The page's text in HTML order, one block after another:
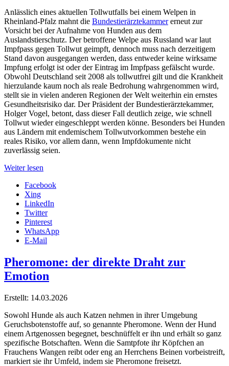
Anlässlich eines aktuellen Tollwutfalls bei einem Welpen in
Rheinland-Pfalz mahnt die Bundestierärztekammererneut zur
Vorsicht bei der Aufnahme von Hunden aus dem
Auslandstierschutz. Der betroffene Welpe aus Russland war laut
Impfpass gegen Tollwut geimpft, dennoch muss nach derzeitigem
Stand davon ausgegangen werden, dass entweder keine wirksame
Impfung erfolgt ist oder der Eintrag im Impfpass gefälscht wurde.
Obwohl Deutschland seit 2008 als tollwutfrei gilt und die Krankheit
hierzulande kaum noch als reale Bedrohung wahrgenommen wird,
stellt sie in vielen anderen Regionen der Welt weiterhin ein ernstes
Gesundheitsrisiko dar. Der Präsident der Bundestierärztekammer,
Holger Vogel, betont, dass dieser Fall deutlich zeige, wie schnell
Tollwut wieder eingeschleppt werden könne. Besonders bei Hunden
aus Ländern mit endemischem Tollwutvorkommen bestehe ein
reales Risiko, vor allem dann, wenn Impfdokumente nicht
zuverlässig seien.
Weiter lesen
Facebook
Xing
LinkedIn
Twitter
Pinterest
WhatsApp
E-Mail
Pheromone: der direkte Draht zur
Emotion
Erstellt: 14.03.2026
Sowohl Hunde als auch Katzen nehmen in ihrer Umgebung
Geruchsbotenstoffe auf, so genannte Pheromone. Wenn der Hund
einem Artgenossen begegnet, beschnüffelt er ihn und erhält so ganz
spezifische Botschaften. Wenn die Samtpfote ihr Köpfchen an
Frauchens Wangen reibt oder eng an Herrchens Beinen vorbeistreift,
markiert sie ihr Umfeld, indem sie Pheromone freisetzt.